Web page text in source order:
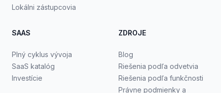
Lokálni zástupcovia
SAAS
Plný cyklus vývoja
SaaS katalóg
Investície
ZDROJE
Blog
Riešenia podľa odvetvia
Riešenia podľa funkčnosti
Právne podmienky a